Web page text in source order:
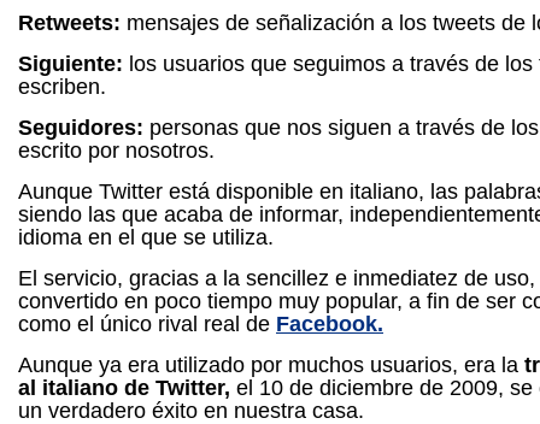
Retweets: mensajes de señalización a los tweets de
Siguiente: los usuarios que seguimos a través de
escriben.
Seguidores: personas que nos siguen a través de
escrito por nosotros.
Aunque Twitter está disponible en italiano, las
siendo las que acaba de informar,
idioma en el que se utiliza.
El servicio, gracias a la sencillez e inmediatez de
convertido en poco tiempo muy popular, a fin de ser
como el único rival real de Facebook.
Aunque ya era utilizado por muchos usuarios, era la
al italiano de Twitter, el 10 de diciembre de 2009, se
un verdadero éxito en nuestra casa.